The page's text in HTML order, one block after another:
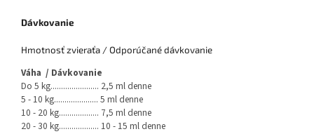
Dávkovanie
Hmotnosť zvieraťa / Odporúčané dávkovanie
Váha / Dávkovanie
Do 5 kg....................... 2,5 ml denne
5 - 10 kg..................... 5 ml denne
10 - 20 kg................... 7,5 ml denne
20 - 30 kg................... 10 - 15 ml denne